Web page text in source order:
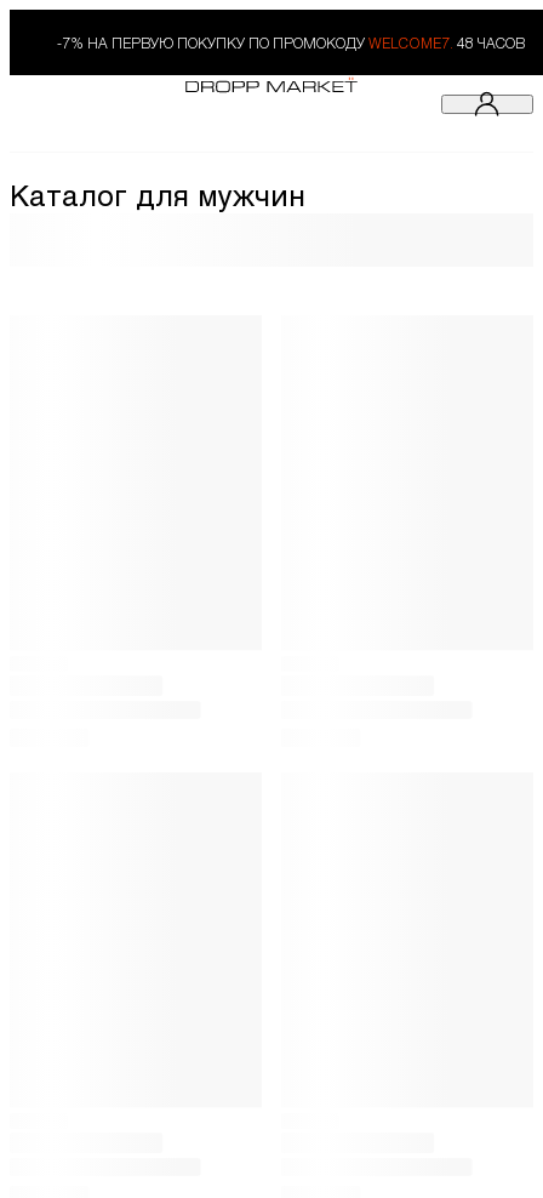
-7% НА ПЕРВУЮ ПОКУПКУ ПО ПРОМОКОДУ WELCOME7. 48 ЧАСОВ
Каталог для мужчин